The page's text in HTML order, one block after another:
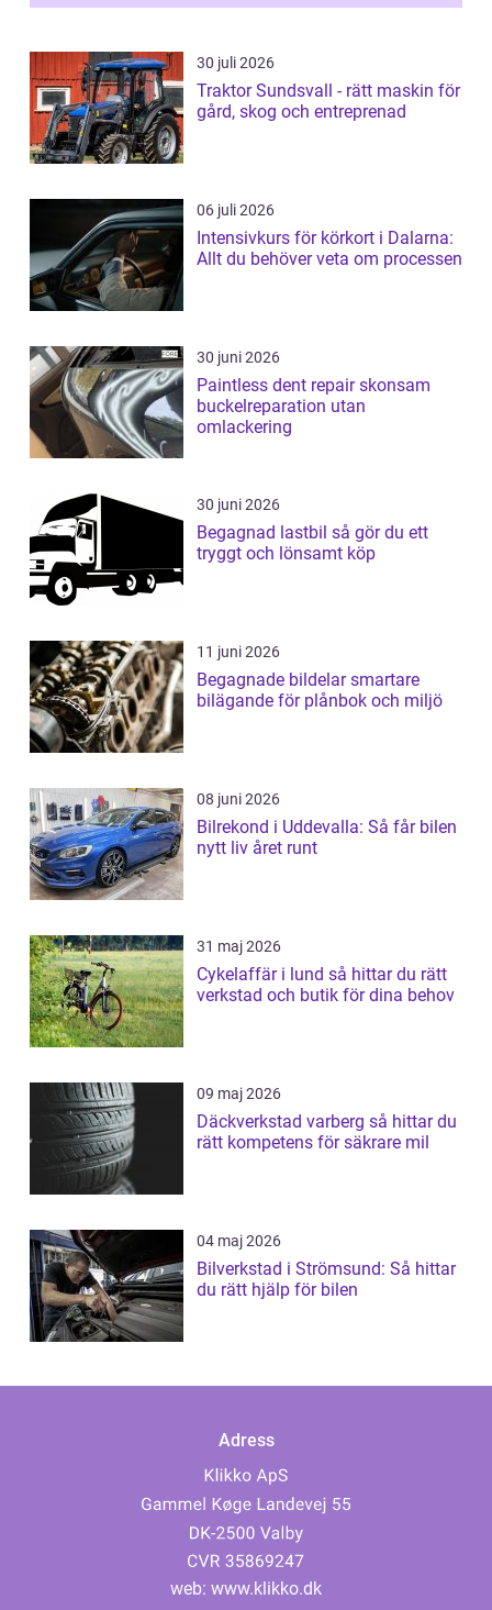
30 juli 2026
Traktor Sundsvall - rätt maskin för
gård, skog och entreprenad
06 juli 2026
Intensivkurs för körkort i Dalarna:
Allt du behöver veta om processen
30 juni 2026
Paintless dent repair skonsam
buckelreparation utan
omlackering
30 juni 2026
Begagnad lastbil så gör du ett
tryggt och lönsamt köp
11 juni 2026
Begagnade bildelar smartare
bilägande för plånbok och miljö
08 juni 2026
Bilrekond i Uddevalla: Så får bilen
nytt liv året runt
31 maj 2026
Cykelaffär i lund så hittar du rätt
verkstad och butik för dina behov
09 maj 2026
Däckverkstad varberg så hittar du
rätt kompetens för säkrare mil
04 maj 2026
Bilverkstad i Strömsund: Så hittar
du rätt hjälp för bilen
Adress
web: www.klikko.dk